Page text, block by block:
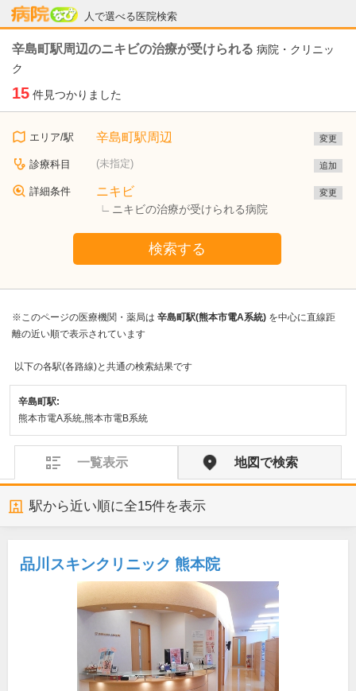
人で選べる医院検索
病院なび
辛島町駅周辺のニキビの治療が受けられる 病院・クリニッ
ク
15 件見つかりました
エリア/駅 辛島町駅周辺 変更
診療科目 (未指定) 追加
詳細条件 ニキビ
ニキビの治療が受けられる病院
変更
検索する
※このページの医療機関・薬局は 辛島町駅(熊本市電A系統) を中心に直線距
離の近い順で表示されています
以下の各駅(各路線)と共通の検索結果です
辛島町駅:
熊本市電A系統,熊本市電B系統
一覧表示 地図で検索
駅から近い順に全15件を表示
品川スキンクリニック 熊本院